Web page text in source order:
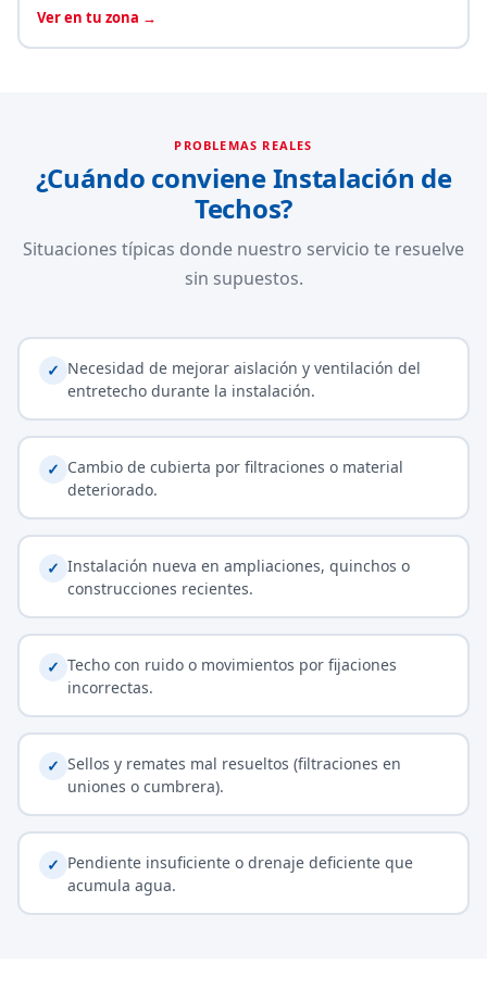
Ver en tu zona →
PROBLEMAS REALES
¿Cuándo conviene Instalación de
Techos?
Situaciones típicas donde nuestro servicio te resuelve
sin supuestos.
✓ Necesidad de mejorar aislación y ventilación del
entretecho durante la instalación.
✓ Cambio de cubierta por filtraciones o material
deteriorado.
✓ Instalación nueva en ampliaciones, quinchos o
construcciones recientes.
✓ Techo con ruido o movimientos por fijaciones
incorrectas.
✓ Sellos y remates mal resueltos (filtraciones en
uniones o cumbrera).
✓ Pendiente insuficiente o drenaje deficiente que
acumula agua.